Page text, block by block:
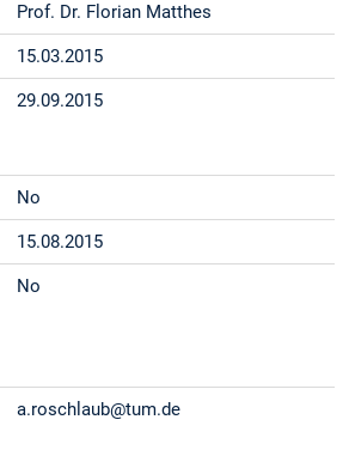
Prof. Dr. Florian Matthes
15.03.2015
29.09.2015
No
15.08.2015
No
a.roschlaub@tum.de